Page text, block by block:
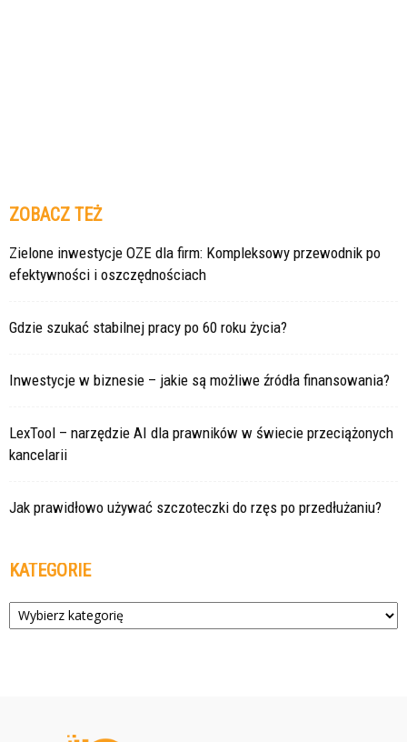
ZOBACZ TEŻ
Zielone inwestycje OZE dla firm: Kompleksowy przewodnik po
efektywności i oszczędnościach
Gdzie szukać stabilnej pracy po 60 roku życia?
Inwestycje w biznesie – jakie są możliwe źródła finansowania?
LexTool – narzędzie AI dla prawników w świecie przeciążonych
kancelarii
Jak prawidłowo używać szczoteczki do rzęs po przedłużaniu?
KATEGORIE
Kategorie